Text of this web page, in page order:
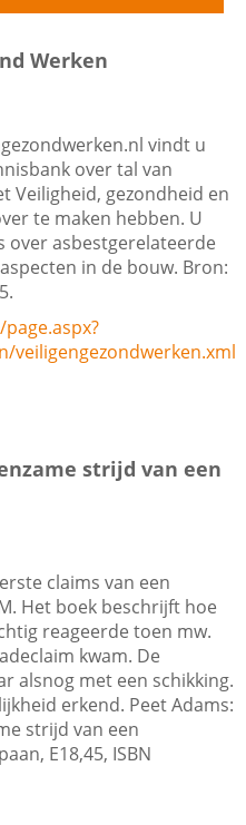
Werken
vindt u
over tal van
Veiligheid, gezondheid en
te maken hebben. U
over asbestgerelateerde
in de bouw. Bron:
veiligengezondwerken.xml
strijd van een
claims van een
Het boek beschrijft hoe
reageerde toen mw.
kwam. De
alsnog met een schikking.
erkend. Peet Adams:
strijd van een
E18,45, ISBN